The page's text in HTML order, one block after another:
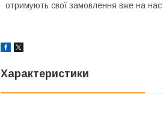
отримують свої замовлення вже на
Характеристики